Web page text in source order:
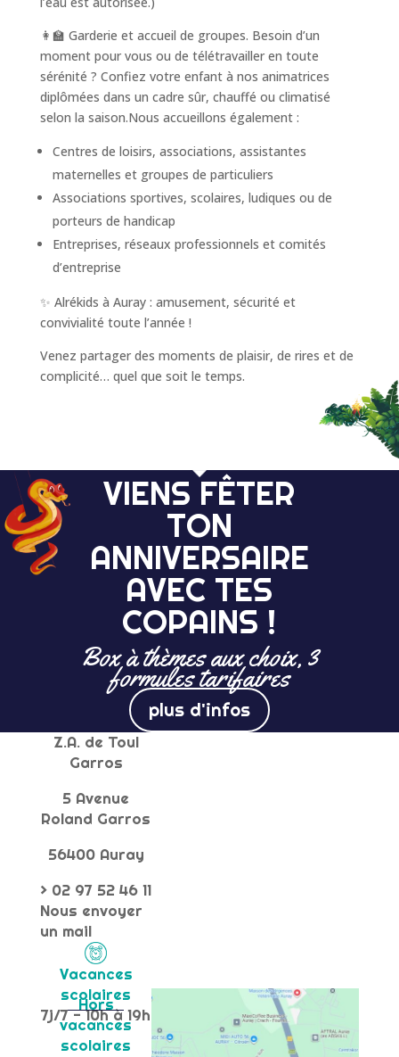
👩‍🏫 Garderie et accueil de groupes. Besoin d’un
moment pour vous ou de télétravailler en toute
sérénité ? Confiez votre enfant à nos animatrices
diplômées dans un cadre sûr, chauffé ou climatisé
selon la saison.Nous accueillons également :
Centres de loisirs, associations, assistantes
maternelles et groupes de particuliers
Associations sportives, scolaires, ludiques ou de
porteurs de handicap
Entreprises, réseaux professionnels et comités
d’entreprise
✨ Alrékids à Auray : amusement, sécurité et
convivialité toute l’année !
Venez partager des moments de plaisir, de rires et de
complicité… quel que soit le temps.
VIENS FÊTER
TON
ANNIVERSAIRE
AVEC TES
COPAINS !
Box à thèmes aux choix, 3
formules tarifaires
plus d'infos
Z.A. de Toul
Garros
5 Avenue
Roland Garros
56400 Auray
> 02 97 52 46 11
Nous envoyer
un mail
Vacances
scolaires
7j/7 - 10h à 19h
Hors
vacances
scolaires